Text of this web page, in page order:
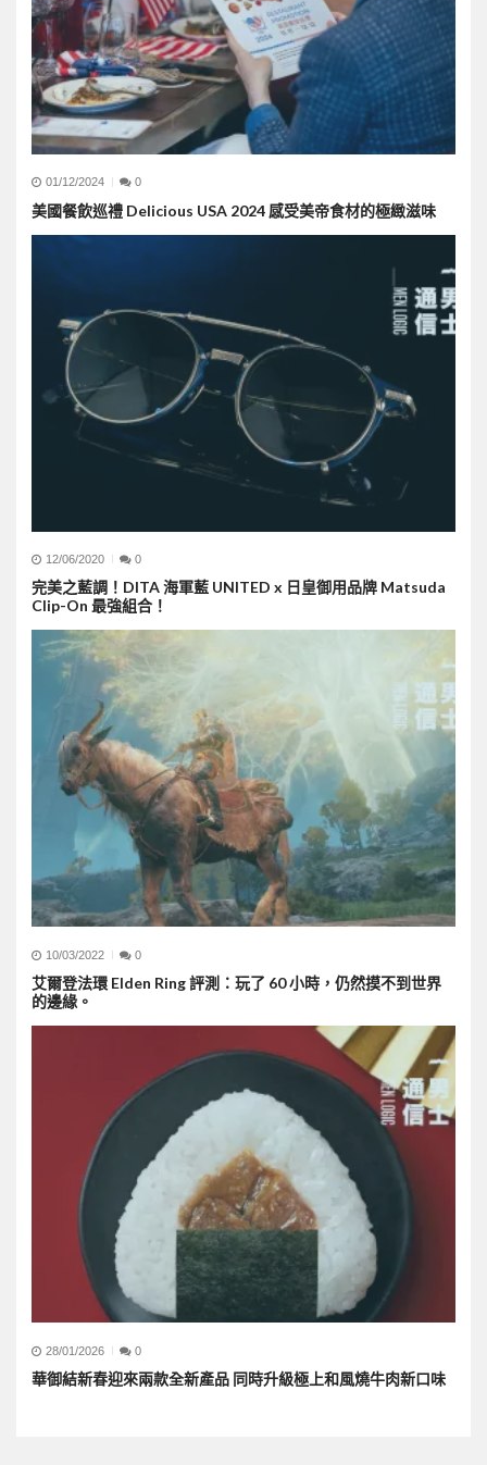
01/12/2024 0
美國餐飲巡禮 Delicious USA 2024 感受美帝食材的極緻滋味
12/06/2020 0
完美之藍調！DITA 海軍藍 UNITED x 日皇御用品牌 Matsuda
Clip-On 最強組合！
10/03/2022 0
艾爾登法環 Elden Ring 評測：玩了 60 小時，仍然摸不到世界
的邊緣。
28/01/2026 0
華御結新春迎來兩款全新產品 同時升級極上和風燒牛肉新口味